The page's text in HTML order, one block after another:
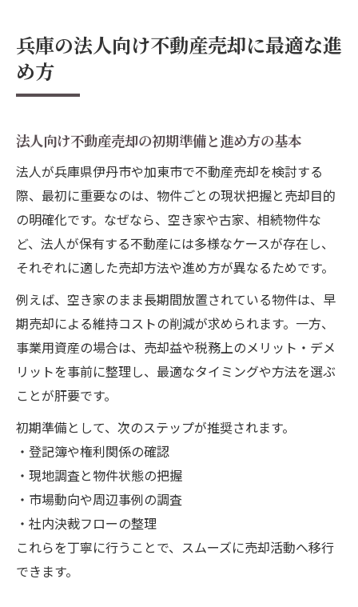
法人売却に強い空き家専門不動産の選び方
空き家買取専門業者の特徴と不動産売却の
兵庫の空き家買取全国対応サービス活用法
空き家査定を依頼する際の注意点と売却準
備
法人向け空き家売却で失敗しないポイント
略
古家や相続物件の法人売却で失敗しない方法
古家買取と法人向け不動産売却の判断ポイ
ント
相続物件を法人で売却する際の注意事項
古家の空き家査定をスムーズに進める方法
法人売却で古家を有利に売るためのコツ
空き家の買取専門業者と法人売却の強み
不動産業界のタブーを避けた安全な売却戦略
不動産売却で嫌がられる業界タブーの回避
兵庫の法人向け不動産売却に最適な進
め方
法人向け不動産売却の初期準備と進め方の基本
法人が兵庫県伊丹市や加東市で不動産売却を検討する
際、最初に重要なのは、物件ごとの現状把握と売却目的
の明確化です。なぜなら、空き家や古家、相続物件な
ど、法人が保有する不動産には多様なケースが存在し、
それぞれに適した売却方法や進め方が異なるためです。
例えば、空き家のまま長期間放置されている物件は、早
期売却による維持コストの削減が求められます。一方、
事業用資産の場合は、売却益や税務上のメリット・デメ
リットを事前に整理し、最適なタイミングや方法を選ぶ
ことが肝要です。
初期準備として、次のステップが推奨されます。
・登記簿や権利関係の確認
・現地調査と物件状態の把握
・市場動向や周辺事例の調査
・社内決裁フローの整理
これらを丁寧に行うことで、スムーズに売却活動へ移行
できます。